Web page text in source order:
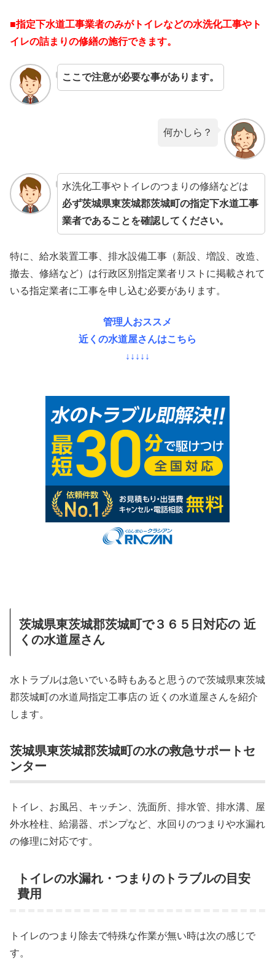
■指定下水道工事業者のみがトイレなどの水洗化工事やト
イレの詰まりの修繕の施行できます。
ここで注意が必要な事があります。
何かしら？
水洗化工事やトイレのつまりの修繕などは
必ず茨城県東茨城郡茨城町の指定下水道工事
業者であることを確認してください。
特に、給水装置工事、排水設備工事（新設、増設、改造、
撤去、修繕など）は行政区別指定業者リストに掲載されて
いる指定業者に工事を申し込む必要があります。
管理人おススメ
近くの水道屋さんはこちら
↓↓↓↓↓
茨城県東茨城郡茨城町で３６５日対応の 近
くの水道屋さん
水トラブルは急いでいる時もあると思うので茨城県東茨城
郡茨城町の水道局指定工事店の 近くの水道屋さんを紹介
します。
茨城県東茨城郡茨城町の水の救急サポートセ
ンター
トイレ、お風呂、キッチン、洗面所、排水管、排水溝、屋
外水栓柱、給湯器、ポンプなど、水回りのつまりや水漏れ
の修理に対応です。
トイレの水漏れ・つまりのトラブルの目安
費用
トイレのつまり除去で特殊な作業が無い時は次の感じで
す。